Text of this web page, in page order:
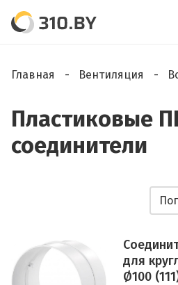
Главная Вентиляция
Пластиковые
соединители
для
Ø100